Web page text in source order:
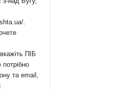
.
ПІБ
та email,